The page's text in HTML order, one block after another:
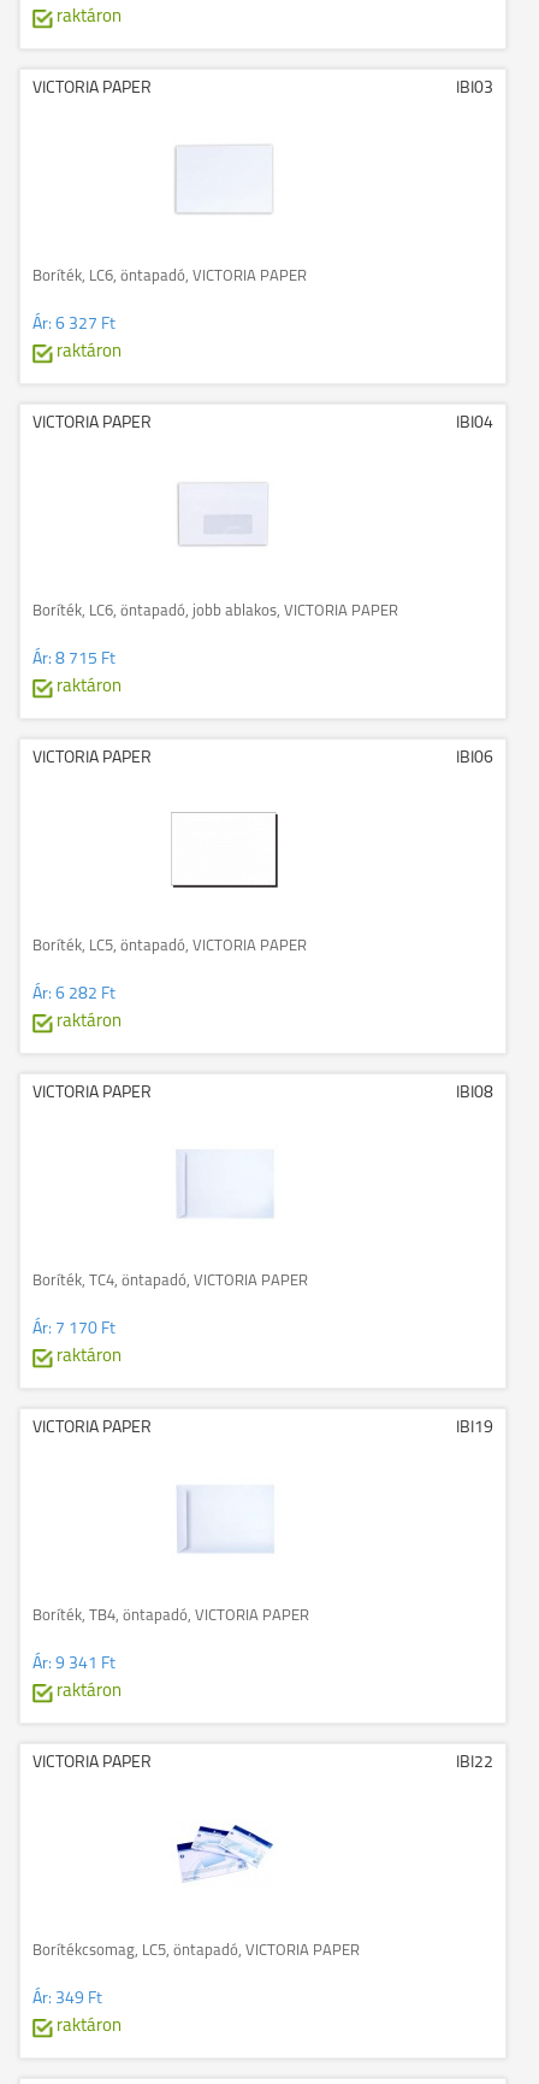
raktáron
VICTORIA PAPER IBI03
Boríték, LC6, öntapadó, VICTORIA PAPER
Ár:6 327 Ft
raktáron
VICTORIA PAPER IBI04
Boríték, LC6, öntapadó, jobb ablakos, VICTORIA PAPER
Ár:8 715 Ft
raktáron
VICTORIA PAPER IBI06
Boríték, LC5, öntapadó, VICTORIA PAPER
Ár:6 282 Ft
raktáron
VICTORIA PAPER IBI08
Boríték, TC4, öntapadó, VICTORIA PAPER
Ár: 7 170 Ft
raktáron
VICTORIA PAPER IBI19
Boríték, TB4, öntapadó, VICTORIA PAPER
Ár:9 341 Ft
raktáron
VICTORIA PAPER IBI22
Borítékcsomag, LC5, öntapadó, VICTORIA PAPER
Ár: 349 Ft
raktáron